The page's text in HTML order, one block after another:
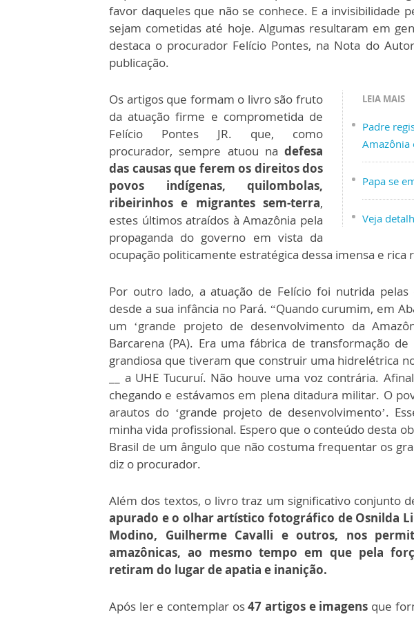
favor daqueles que não se conhece. E a invisibilidade
sejam cometidas até hoje. Algumas resultaram em
destaca o procurador Felício Pontes, na Nota do
publicação.
LEIA MAIS
Padre
Amazônia
Papa se
Veja
Os artigos que formam o livro são fruto
da atuação firme e comprometida de
Felício Pontes JR. que, como
procurador, sempre atuou na defesa
das causas que ferem os direitos dos
povos indígenas, quilombolas,
ribeirinhos e migrantes sem-terra,
estes últimos atraídos à Amazônia pela
propaganda do governo em vista da
ocupação politicamente estratégica dessa imensa e rica
Por outro lado, a atuação de Felício foi nutrida pelas
desde a sua infância no Pará. “Quando curumim, em
um ‘grande projeto de desenvolvimento da
Barcarena (PA). Era uma fábrica de transformação
grandiosa que tiveram que construir uma hidrelétrica
__ a UHE Tucuruí. Não houve uma voz contrária.
chegando e estávamos em plena ditadura militar. O
arautos do ‘grande projeto de desenvolvimento’.
minha vida profissional. Espero que o conteúdo desta
Brasil de um ângulo que não costuma frequentar os
diz o procurador.
Além dos textos, o livro traz um significativo conjunto
apurado e o olhar artístico fotográfico de Osnilda
Modino, Guilherme Cavalli e outros, nos
amazônicas, ao mesmo tempo em que pela
retiram do lugar de apatia e inanição.
Após ler e contemplar os47 artigos e imagens que